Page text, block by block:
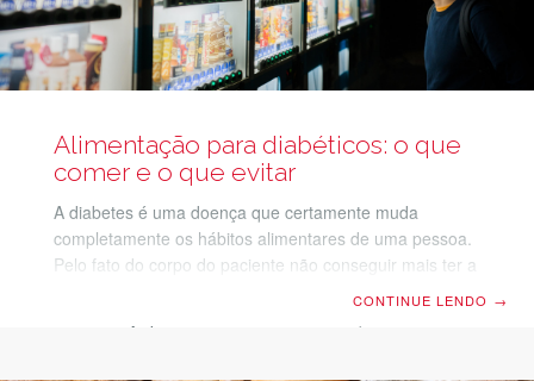
Alimentação para diabéticos: o que
comer e o que evitar
A diabetes é uma doença que certamente muda
completamente os hábitos alimentares de uma pessoa.
Pelo fato do corpo do paciente não conseguir mais ter a
CONTINUE LENDO →